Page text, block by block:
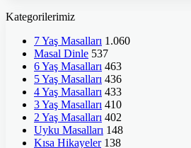
Kategorilerimiz
7 Yaş Masalları 1.060
Masal Dinle 537
6 Yaş Masalları 463
5 Yaş Masalları 436
4 Yaş Masalları 433
3 Yaş Masalları 410
2 Yaş Masalları 402
Uyku Masalları 148
Kısa Hikayeler 138